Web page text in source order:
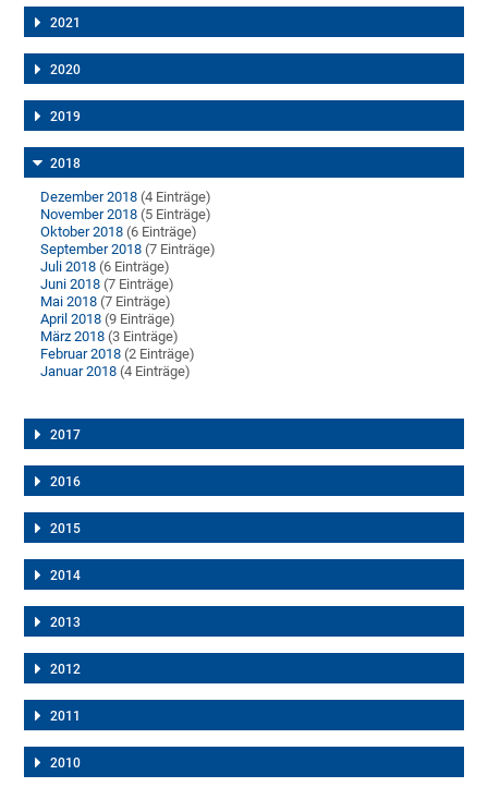
2021
2020
2019
2018
Dezember 2018 (4 Einträge)
November 2018 (5 Einträge)
Oktober 2018 (6 Einträge)
September 2018 (7 Einträge)
Juli 2018 (6 Einträge)
Juni 2018 (7 Einträge)
Mai 2018 (7 Einträge)
April 2018 (9 Einträge)
März 2018 (3 Einträge)
Februar 2018 (2 Einträge)
Januar 2018 (4 Einträge)
2017
2016
2015
2014
2013
2012
2011
2010